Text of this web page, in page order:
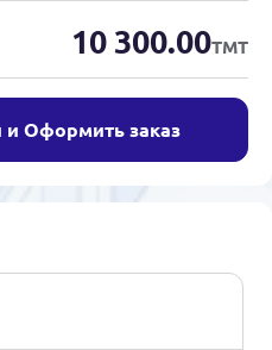
10 300.00ТМТ
и Оформить заказ